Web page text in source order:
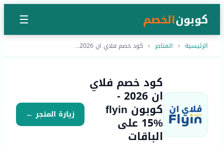
كوبونالخصم ☰
الرئيسية › المتاجر › كود خصم فلاي ان 2026...
كود خصم فلاي
ان 2026 -
كوبون flyin
15% على
الباقات
زيارة المتجر ←